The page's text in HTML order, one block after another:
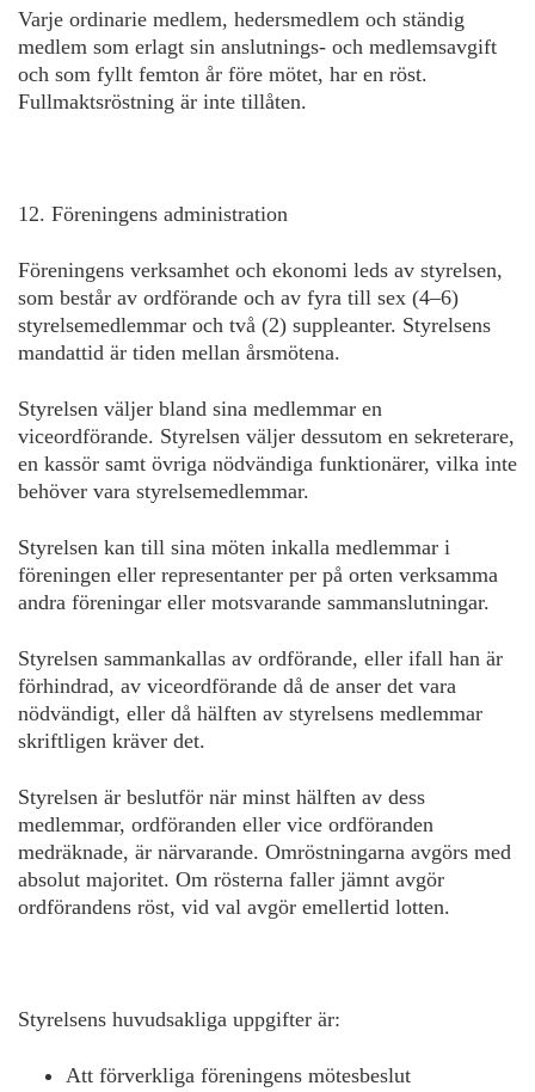
Varje ordinarie medlem, hedersmedlem och ständig
medlem som erlagt sin anslutnings- och medlemsavgift
och som fyllt femton år före mötet, har en röst.
Fullmaktsröstning är inte tillåten.
12. Föreningens administration
Föreningens verksamhet och ekonomi leds av styrelsen,
som består av ordförande och av fyra till sex (4–6)
styrelsemedlemmar och två (2) suppleanter. Styrelsens
mandattid är tiden mellan årsmötena.
Styrelsen väljer bland sina medlemmar en
viceordförande. Styrelsen väljer dessutom en sekreterare,
en kassör samt övriga nödvändiga funktionärer, vilka inte
behöver vara styrelsemedlemmar.
Styrelsen kan till sina möten inkalla medlemmar i
föreningen eller representanter per på orten verksamma
andra föreningar eller motsvarande sammanslutningar.
Styrelsen sammankallas av ordförande, eller ifall han är
förhindrad, av viceordförande då de anser det vara
nödvändigt, eller då hälften av styrelsens medlemmar
skriftligen kräver det.
Styrelsen är beslutför när minst hälften av dess
medlemmar, ordföranden eller vice ordföranden
medräknade, är närvarande. Omröstningarna avgörs med
absolut majoritet. Om rösterna faller jämnt avgör
ordförandens röst, vid val avgör emellertid lotten.
Styrelsens huvudsakliga uppgifter är:
Att förverkliga föreningens mötesbeslut